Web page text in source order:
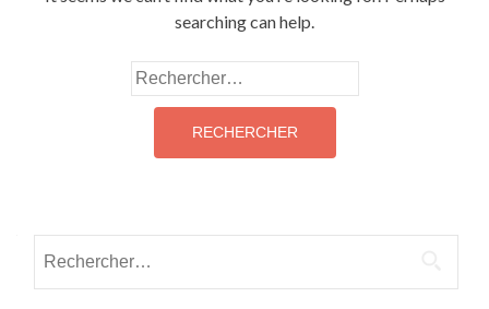
searching can help.
Rechercher :